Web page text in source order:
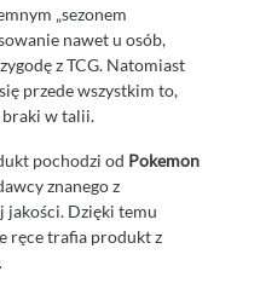
„sezonem
nawet u osób,
z TCG. Natomiast
przede wszystkim to,
braki w talii.
pochodzi od Pokemon
znanego z
Dzięki temu
ręce trafia produkt z